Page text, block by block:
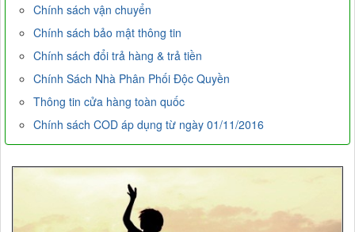
Chính sách vận chuyển
Chính sách bảo mật thông tin
Chính sách đổi trả hàng & trả tiền
Chính Sách Nhà Phân Phối Độc Quyền
Thông tin cửa hàng toàn quốc
Chính sách COD áp dụng từ ngày 01/11/2016